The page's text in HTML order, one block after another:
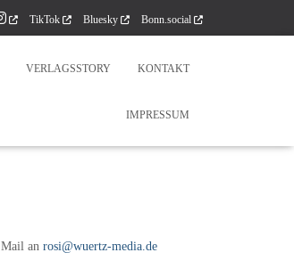
TikTok Bluesky Bonn.social
VERLAGSSTORY KONTAKT
IMPRESSUM
Mail an rosi@wuertz-media.de